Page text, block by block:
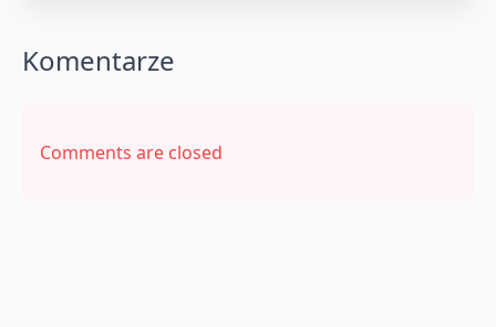
Komentarze
Comments are closed